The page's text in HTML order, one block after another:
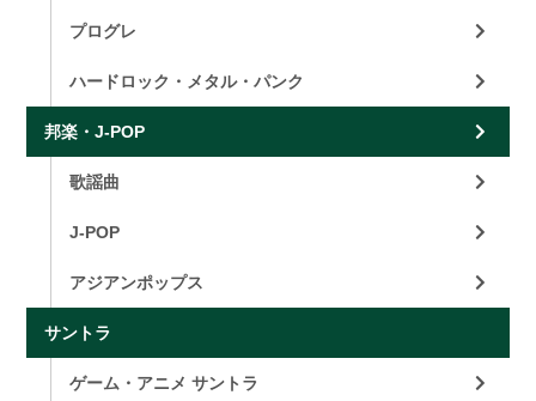
プログレ
ハードロック・メタル・パンク
邦楽・J-POP
歌謡曲
J-POP
アジアンポップス
サントラ
ゲーム・アニメ サントラ